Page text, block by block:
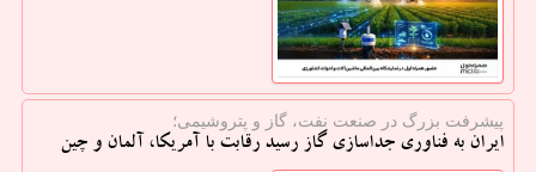
پیشرفت بزرگ در صنعت نفت، گاز و پتروشیمی؛
ایران به فناوری جداسازی گاز رسید رقابت با آمریکا، آلمان و چین